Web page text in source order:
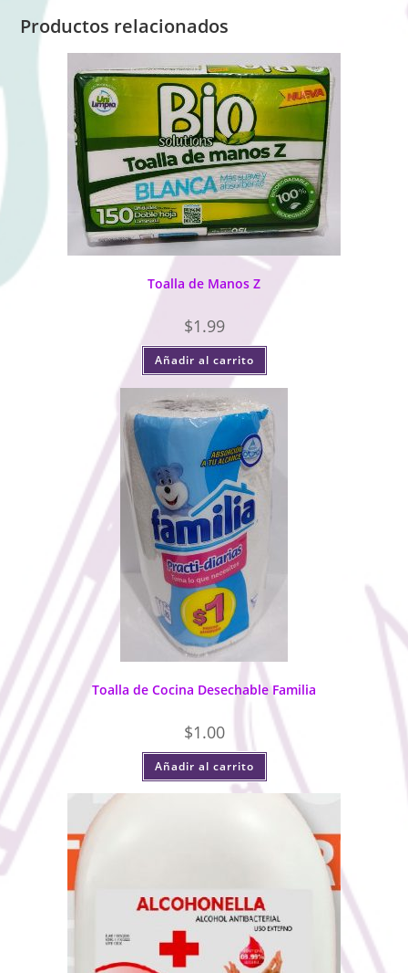
Productos relacionados
Toalla de Manos Z
$1.99
Añadir al carrito
Toalla de Cocina Desechable Familia
$1.00
Añadir al carrito